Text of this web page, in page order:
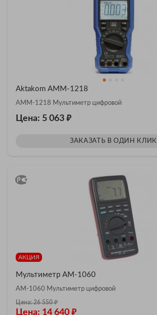
Aktakom АММ-1218
АММ-1218 Мультиметр цифровой
Цена: 5 063 ₽
ЗАКАЗАТЬ В ОДИН КЛИК
АКЦИЯ
Мультиметр АМ-1060
АМ-1060 Мультиметр цифровой
Цена: 26 550₽
Цена: 14 640 ₽